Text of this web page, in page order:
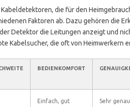
die für den
Faktoren ab. Dazu gehören die
Detektor die Leitungen anzeigt und
Kabelsucher, die oft von Heimwerkern
BEDIENKOMFORT
Einfach, gut
Sehr